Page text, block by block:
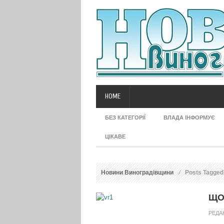
HOME
БЕЗ КАТЕГОРІЇ ВЛАДА ІНФОРМУЄ
ЦІКАВЕ
Новини Виноградівщини Posts
ЩО